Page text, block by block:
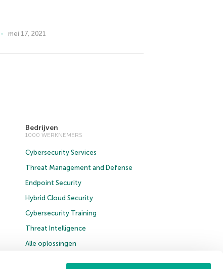
mei 17, 2021
Bedrijven
1000 WERKNEMERS
Cybersecurity Services
Threat Management and Defense
Endpoint Security
Hybrid Cloud Security
Cybersecurity Training
Threat Intelligence
Alle oplossingen